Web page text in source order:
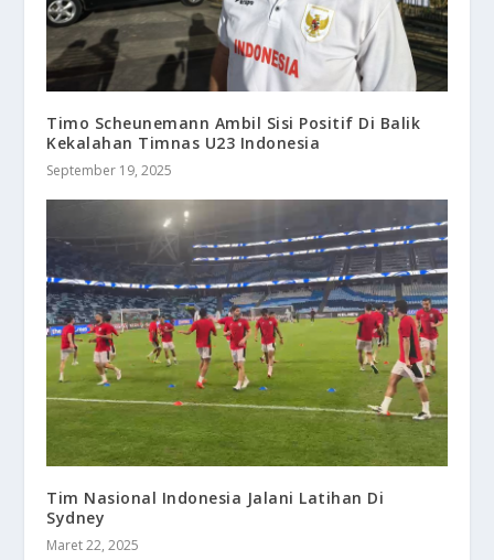
Timo Scheunemann Ambil Sisi Positif Di Balik
Kekalahan Timnas U23 Indonesia
September 19, 2025
Tim Nasional Indonesia Jalani Latihan Di
Sydney
Maret 22, 2025